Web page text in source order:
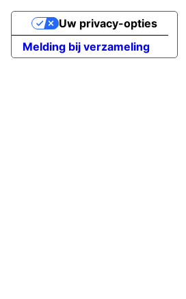
Melding bij verzameling
Uw privacy-opties